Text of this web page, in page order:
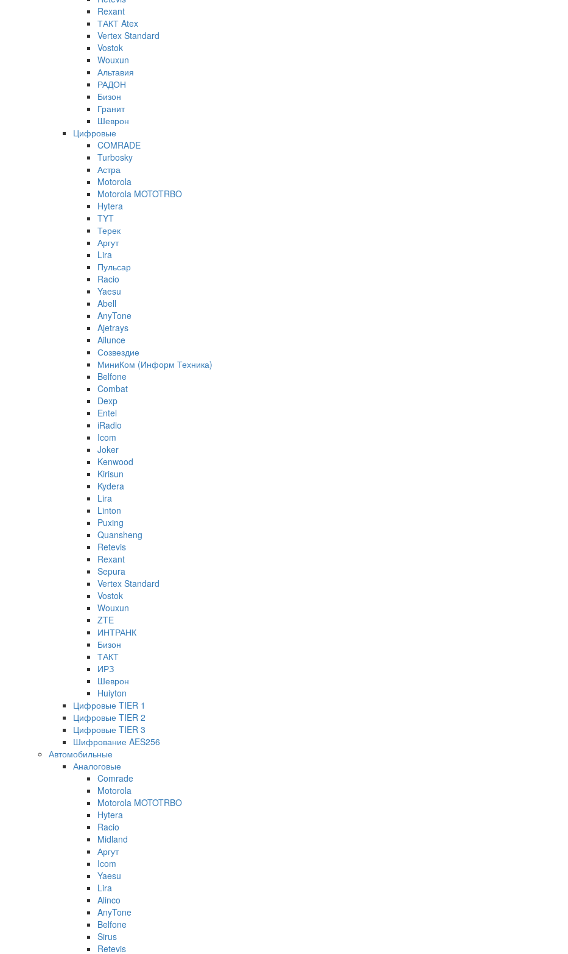
Rexant
ТАКТ Atex
Vertex Standard
Vostok
Wouxun
Альтавия
РАДОН
Бизон
Гранит
Шеврон
Цифровые
COMRADE
Turbosky
Астра
Motorola
Motorola MOTOTRBO
Hytera
TYT
Терек
Аргут
Lira
Пульсар
Racio
Yaesu
Abell
AnyTone
Ajetrays
Ailunce
Созвездие
МиниКом (Информ Техника)
Belfone
Combat
Dexp
Entel
iRadio
Icom
Joker
Kenwood
Kirisun
Kydera
Lira
Linton
Puxing
Quansheng
Retevis
Rexant
Sepura
Vertex Standard
Vostok
Wouxun
ZTE
ИНТРАНК
Бизон
ТАКТ
ИРЗ
Шеврон
Huiyton
Цифровые TIER 1
Цифровые TIER 2
Цифровые TIER 3
Шифрование AES256
Автомобильные
Аналоговые
Comrade
Motorola
Motorola MOTOTRBO
Hytera
Racio
Midland
Аргут
Icom
Yaesu
Lira
Alinco
AnyTone
Belfone
Sirus
Retevis